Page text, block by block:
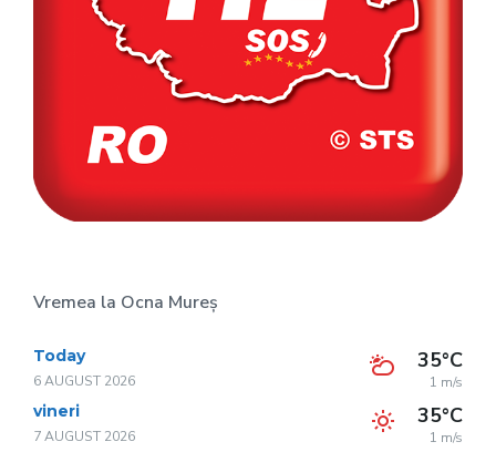
Vremea la Ocna Mureș
Today
6 AUGUST 2026
35°C
1 m/s
vineri
7 AUGUST 2026
35°C
1 m/s